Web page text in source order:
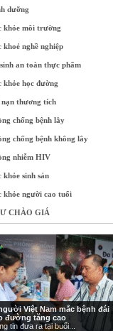
dưỡng
khỏe môi trường
khoẻ nghề nghiệp
an toàn thực phẩm
khỏe học đường
nạn thương tích
chống bệnh lây
chống bệnh không lây
nhiễm HIV
khỏe sinh sản
khỏe người cao tuổi
CHÀO GIÁ
Việt Nam mắc bệnh đái
đường tăng cao
tin đưa ra tại buổi...